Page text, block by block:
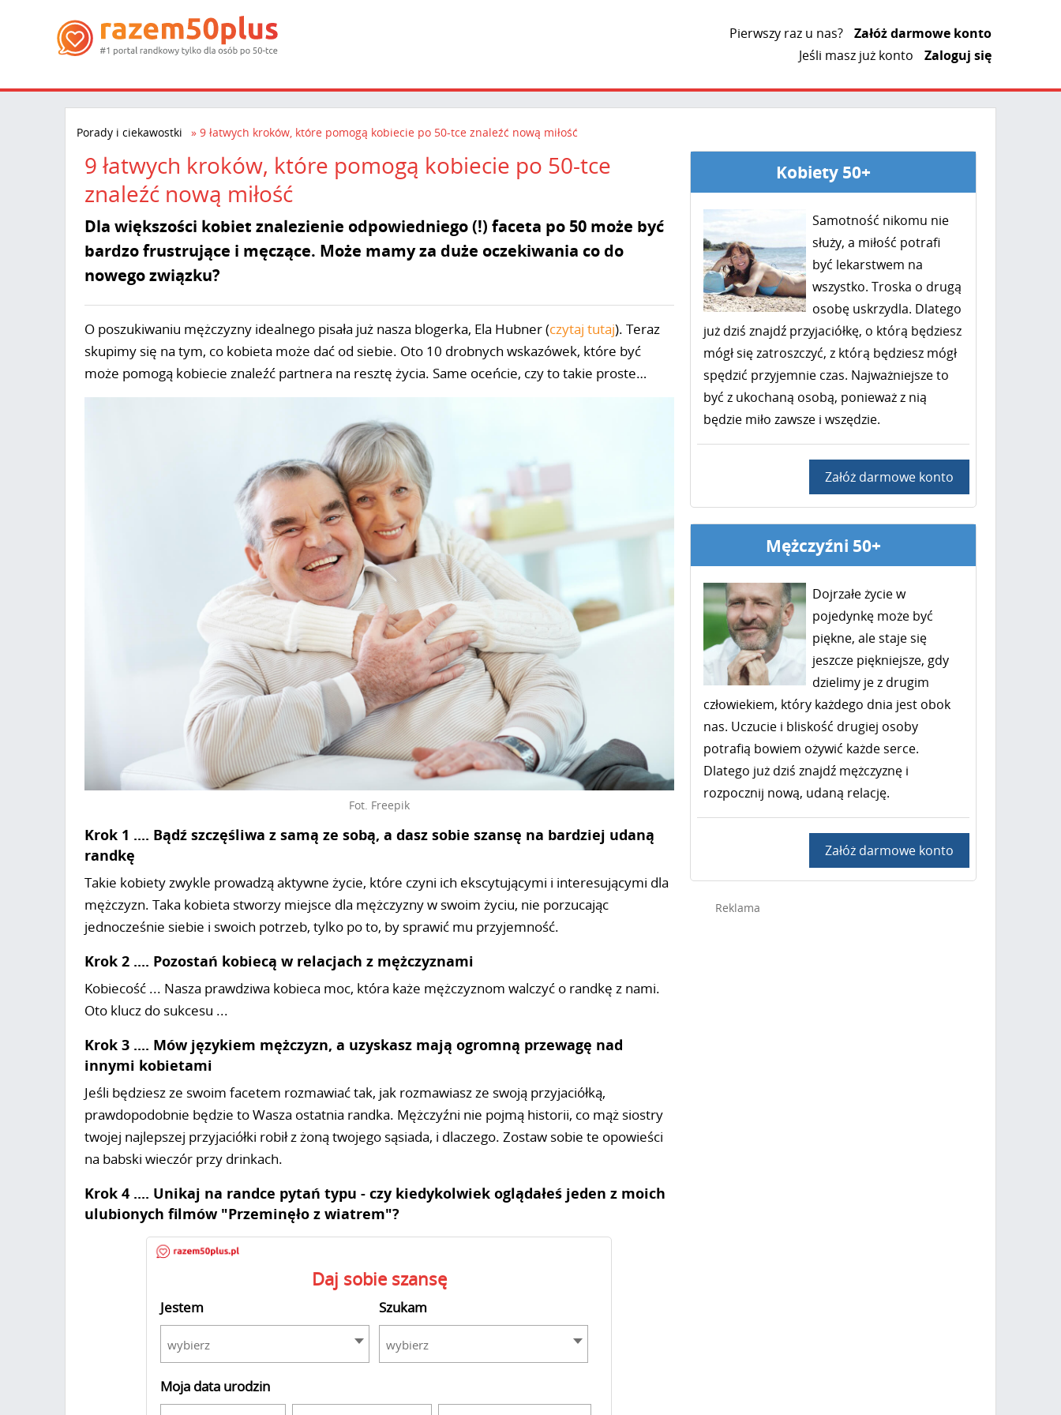
Pierwszy raz u nas?
Załóż darmowe konto
Jeśli masz już konto
Zaloguj się
Porady i ciekawostki 9 łatwych kroków, które pomogą kobiecie po 50-tce znaleźć nową miłość
9 łatwych kroków, które pomogą kobiecie po 50-tce
znaleźć nową miłość
Dla większości kobiet znalezienie odpowiedniego (!) faceta po 50 może być
bardzo frustrujące i męczące. Może mamy za duże oczekiwania co do
nowego związku?
O poszukiwaniu mężczyzny idealnego pisała już nasza blogerka, Ela Hubner (czytaj tutaj). Teraz
skupimy się na tym, co kobieta może dać od siebie. Oto 10 drobnych wskazówek, które być
może pomogą kobiecie znaleźć partnera na resztę życia. Same oceńcie, czy to takie proste…
Fot. Freepik
Krok 1 .... Bądź szczęśliwa z samą ze sobą, a dasz sobie szansę na bardziej udaną
randkę
Takie kobiety zwykle prowadzą aktywne życie, które czyni ich ekscytującymi i interesującymi dla
mężczyzn. Taka kobieta stworzy miejsce dla mężczyzny w swoim życiu, nie porzucając
jednocześnie siebie i swoich potrzeb, tylko po to, by sprawić mu przyjemność.
Krok 2 .... Pozostań kobiecą w relacjach z mężczyznami
Kobiecość ... Nasza prawdziwa kobieca moc, która każe mężczyznom walczyć o randkę z nami.
Oto klucz do sukcesu ...
Krok 3 .... Mów językiem mężczyzn, a uzyskasz mają ogromną przewagę nad
innymi kobietami
Jeśli będziesz ze swoim facetem rozmawiać tak, jak rozmawiasz ze swoją przyjaciółką,
prawdopodobnie będzie to Wasza ostatnia randka. Mężczyźni nie pojmą historii, co mąż siostry
twojej najlepszej przyjaciółki robił z żoną twojego sąsiada, i dlaczego. Zostaw sobie te opowieści
na babski wieczór przy drinkach.
Krok 4 .... Unikaj na randce pytań typu - czy kiedykolwiek oglądałeś jeden z moich
ulubionych filmów "Przeminęło z wiatrem"?
Daj sobie szansę
Jestem
wybierz
Szukam
wybierz
Moja data urodzin
Kobiety 50+
Samotność nikomu nie
służy, a miłość potrafi
być lekarstwem na
wszystko. Troska o drugą
osobę uskrzydla. Dlatego
już dziś znajdź przyjaciółkę, o którą będziesz
mógł się zatroszczyć, z którą będziesz mógł
spędzić przyjemnie czas. Najważniejsze to
być z ukochaną osobą, ponieważ z nią
będzie miło zawsze i wszędzie.
Załóż darmowe konto
Mężczyźni 50+
Dojrzałe życie w
pojedynkę może być
piękne, ale staje się
jeszcze piękniejsze, gdy
dzielimy je z drugim
człowiekiem, który każdego dnia jest obok
nas. Uczucie i bliskość drugiej osoby
potrafią bowiem ożywić każde serce.
Dlatego już dziś znajdź mężczyznę i
rozpocznij nową, udaną relację.
Załóż darmowe konto
Reklama